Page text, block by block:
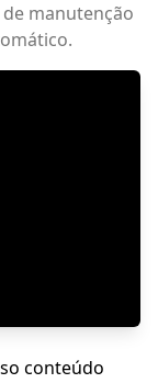
manutenção
conteúdo